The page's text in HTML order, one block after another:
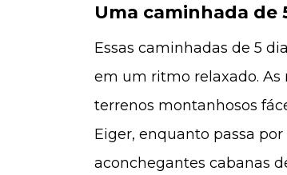
Uma caminhada de
Essas caminhadas de 5
em um ritmo relaxado. As
terrenos montanhosos
Eiger, enquanto passa
aconchegantes cabanas